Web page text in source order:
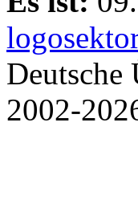
Deutsche
2002-